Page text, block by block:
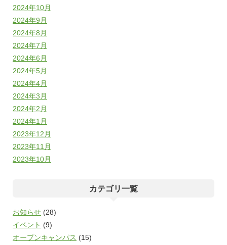
2024年10月
2024年9月
2024年8月
2024年7月
2024年6月
2024年5月
2024年4月
2024年3月
2024年2月
2024年1月
2023年12月
2023年11月
2023年10月
カテゴリ一覧
お知らせ (28)
イベント (9)
オープンキャンパス (15)